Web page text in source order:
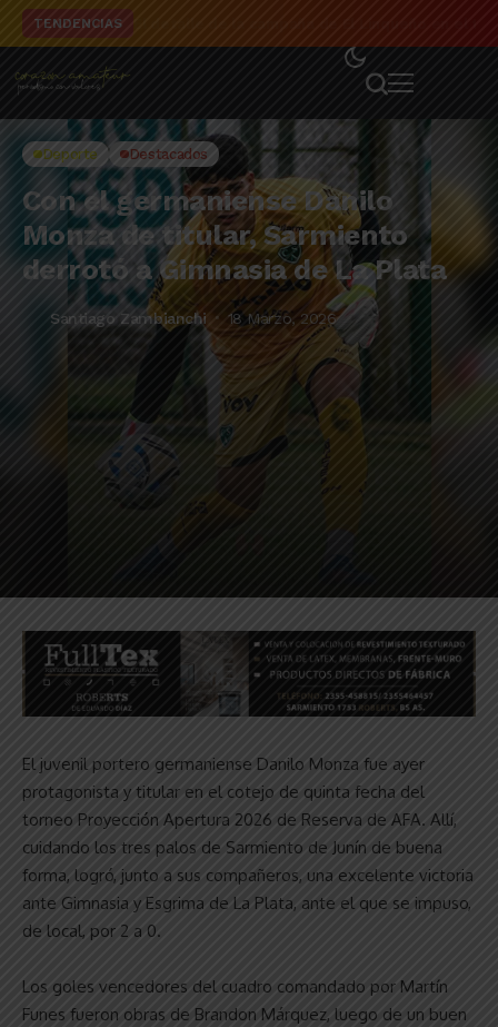
TENDENCIAS
Deporte Destacados
Con el germaniense Danilo
Monza de titular, Sarmiento
derrotó a Gimnasia de La Plata
Santiago Zambianchi 18 Marzo, 2026
El juvenil portero germaniense Danilo Monza fue ayer
protagonista y titular en el cotejo de quinta fecha del
torneo Proyección Apertura 2026 de Reserva de AFA. Allí,
cuidando los tres palos de Sarmiento de Junín de buena
forma, logró, junto a sus compañeros, una excelente victoria
ante Gimnasia y Esgrima de La Plata, ante el que se impuso,
de local, por 2 a 0.
Los goles vencedores del cuadro comandado por Martín
Funes fueron obras de Brandon Márquez, luego de un buen